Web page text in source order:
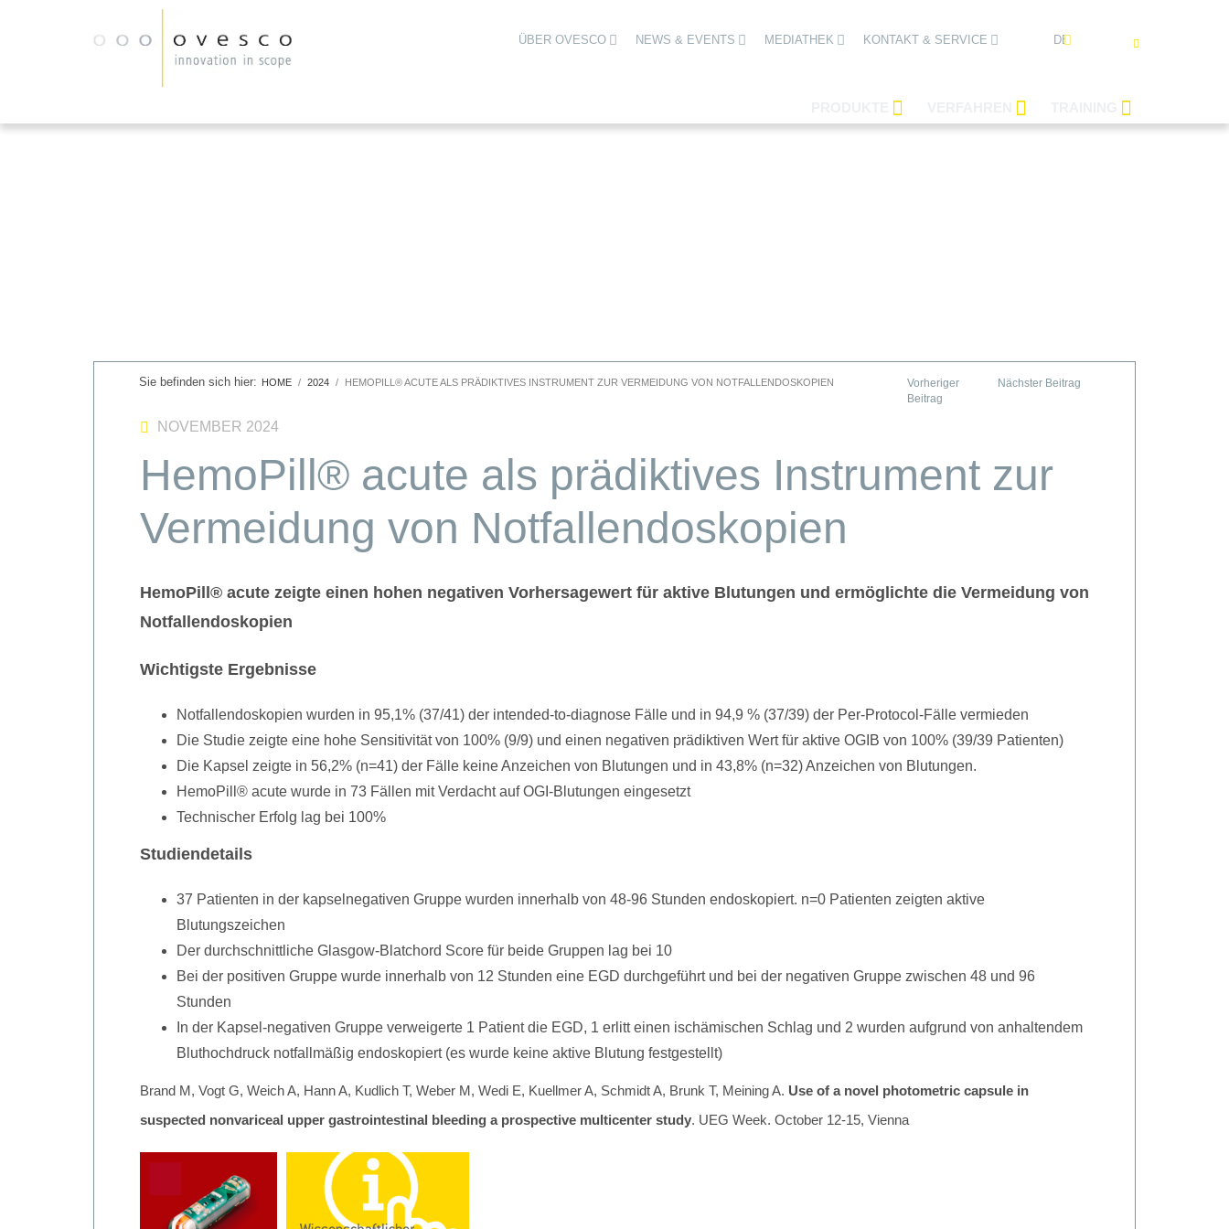
ÜBER OVESCO NEWS & EVENTS MEDIATHEK KONTAKT & SERVICE DEUTSCH
NOVEMBER 2024
HemoPill® acute als prädiktives Instrument zur
Vermeidung von Notfallendoskopien
HemoPill® acute zeigte einen hohen negativen Vorhersagewert für aktive Blutungen und ermöglichte die Vermeidung von
Notfallendoskopien
Wichtigste Ergebnisse
Notfallendoskopien wurden in 95,1% (37/41) der intended-to-diagnose Fälle und in 94,9 % (37/39) der Per-Protocol-Fälle vermieden
Die Studie zeigte eine hohe Sensitivität von 100% (9/9) und einen negativen prädiktiven Wert für aktive OGIB von 100% (39/39 Patienten)
Die Kapsel zeigte in 56,2% (n=41) der Fälle keine Anzeichen von Blutungen und in 43,8% (n=32) Anzeichen von Blutungen.
HemoPill® acute wurde in 73 Fällen mit Verdacht auf OGI-Blutungen eingesetzt
Technischer Erfolg lag bei 100%
Studiendetails
37 Patienten in der kapselnegativen Gruppe wurden innerhalb von 48-96 Stunden endoskopiert. n=0 Patienten zeigten aktive
Blutungszeichen
Der durchschnittliche Glasgow-Blatchord Score für beide Gruppen lag bei 10
Bei der positiven Gruppe wurde innerhalb von 12 Stunden eine EGD durchgeführt und bei der negativen Gruppe zwischen 48 und 96
Stunden
In der Kapsel-negativen Gruppe verweigerte 1 Patient die EGD, 1 erlitt einen ischämischen Schlag und 2 wurden aufgrund von anhaltendem
Bluthochdruck notfallmäßig endoskopiert (es wurde keine aktive Blutung festgestellt)
Brand M, Vogt G, Weich A, Hann A, Kudlich T, Weber M, Wedi E, Kuellmer A, Schmidt A, Brunk T, Meining A. Use of a novel photometric capsule in
suspected nonvariceal upper gastrointestinal bleeding a prospective multicenter study. UEG Week. October 12-15, Vienna
HOME 2024 HEMOPILL® ACUTE ALS PRÄDIKTIVES INSTRUMENT ZUR VERMEIDUNG VON NOTFALLENDOSKOPIEN